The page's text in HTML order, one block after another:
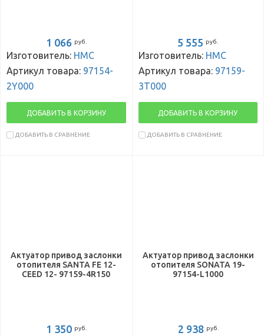
1 066 руб.
Изготовитель: HMC
Артикул товара: 97154-
2Y000
ДОБАВИТЬ В КОРЗИНУ
ДОБАВИТЬ В СРАВНЕНИЕ
5 555 руб.
Изготовитель: HMC
Артикул товара: 97159-
3T000
ДОБАВИТЬ В КОРЗИНУ
ДОБАВИТЬ В СРАВНЕНИЕ
Актуатор привод заслонки
отопителя SANTA FE 12-
CEED 12- 97159-4R150
1 350 руб.
Актуатор привод заслонки
отопителя SONATA 19-
97154-L1000
2 938 руб.